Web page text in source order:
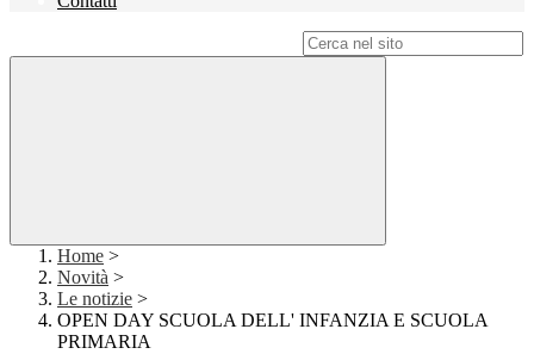
Home >
Novità >
Le notizie >
OPEN DAY SCUOLA DELL' INFANZIA E SCUOLA
PRIMARIA